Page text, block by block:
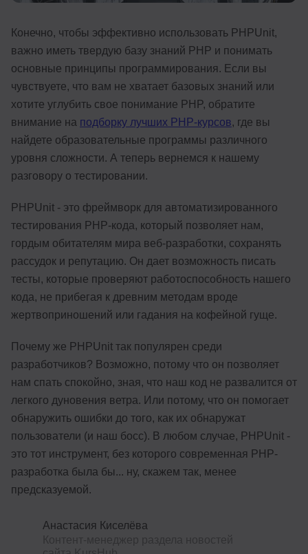
Конечно, чтобы эффективно использовать PHPUnit,
важно иметь твердую базу знаний PHP и понимать
основные принципы программирования. Если вы
чувствуете, что вам не хватает базовых знаний или
хотите углубить свое понимание PHP, обратите
внимание на подборку лучших PHP-курсов, где вы
найдете образовательные программы различного
уровня сложности. А теперь вернемся к нашему
разговору о тестировании.
PHPUnit - это фреймворк для автоматизированного
тестирования PHP-кода, который позволяет нам,
гордым обитателям мира веб-разработки, сохранять
рассудок и репутацию. Он дает возможность писать
тесты, которые проверяют работоспособность нашего
кода, не прибегая к древним методам вроде
жертвоприношений или гадания на кофейной гуще.
Почему же PHPUnit так популярен среди
разработчиков? Возможно, потому что он позволяет
нам спать спокойно, зная, что наш код не развалится от
легкого дуновения ветра. Или потому, что он помогает
обнаружить ошибки до того, как их обнаружат
пользователи (и наш босс). В любом случае, PHPUnit -
это тот инструмент, без которого современная PHP-
разработка была бы... ну, скажем так, менее
предсказуемой.
Анастасия Киселёва